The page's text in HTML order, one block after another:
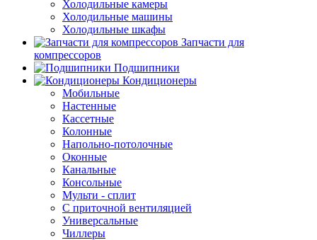
Холодильные камеры
Холодильные машины
Холодильные шкафы
Запчасти для
компрессоров
Подшипники
Кондиционеры
Мобильные
Настенные
Кассетные
Колонные
Напольно-потолочные
Оконные
Канальные
Консольные
Мульти - сплит
С приточной вентиляцией
Универсальные
Чиллеры